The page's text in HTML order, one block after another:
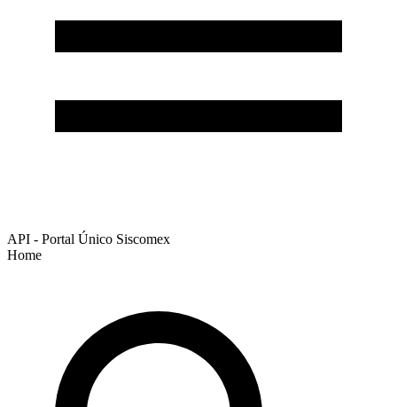
API - Portal Único Siscomex
Home